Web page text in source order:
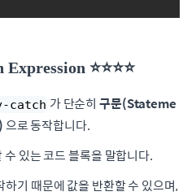
⭐️⭐️⭐️⭐️
catch 가 단순히구문(Stateme
으로 동작합니다.
있는 코드 블록을 말합니다.
하기 때문에 값을 반환할 수 있으며,